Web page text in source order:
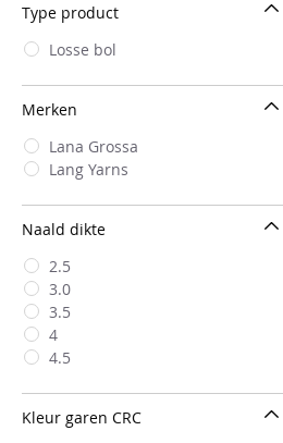
Type product
Losse bol
Merken
Lana Grossa
Lang Yarns
Naald dikte
2.5
3.0
3.5
4
4.5
Kleur garen CRC